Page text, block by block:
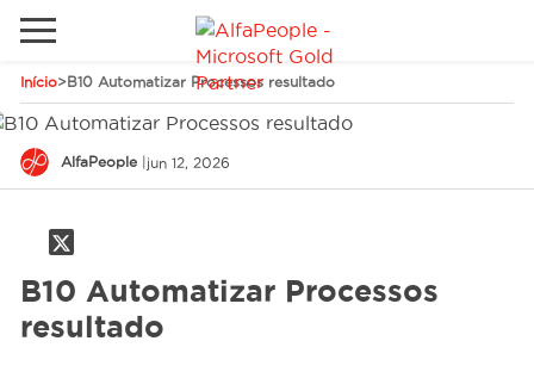
Início>B10 Automatizar Processos resultado
AlfaPeople | jun 12, 2026
B10 Automatizar Processos
resultado
Soluções
Telefone
Sites Internacionais
Canadá
Estados Unidos